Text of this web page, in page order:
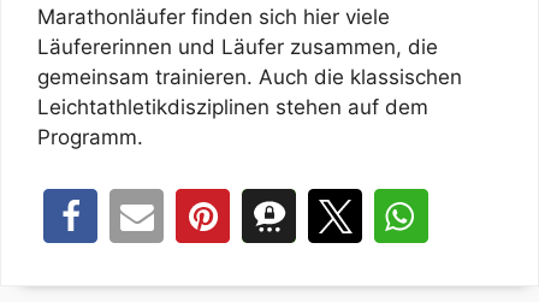
Marathonläufer finden sich hier viele
Läufererinnen und Läufer zusammen, die
gemeinsam trainieren. Auch die klassischen
Leichtathletikdisziplinen stehen auf dem
Programm.